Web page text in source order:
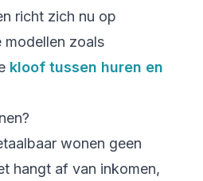
richt zich nu op
modellen zoals
kloof tussen huren en
wonen geen
hangt af van inkomen,